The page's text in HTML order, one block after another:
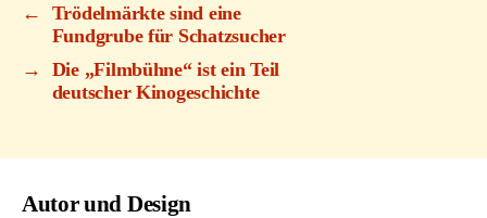
←
Trödelmärkte sind eine
Fundgrube für Schatzsucher
→
Die „Filmbühne“ ist ein Teil
deutscher Kinogeschichte
Autor und Design